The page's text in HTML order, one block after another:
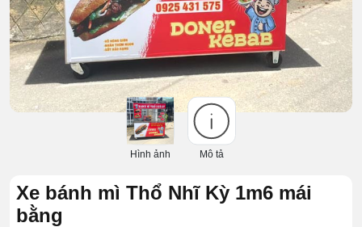
Hình ảnh Mô tả
Xe bánh mì Thổ Nhĩ Kỳ 1m6 mái
bằng